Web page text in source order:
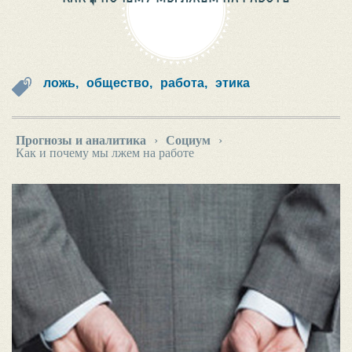
ложь, общество, работа, этика
Прогнозы и аналитика › Социум
›
Как и почему мы лжем на работе